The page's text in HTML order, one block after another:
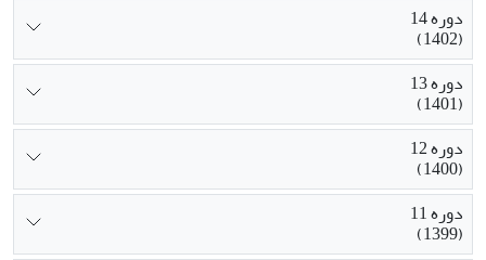
دوره 14
(1402)
دوره 13
(1401)
دوره 12
(1400)
دوره 11
(1399)